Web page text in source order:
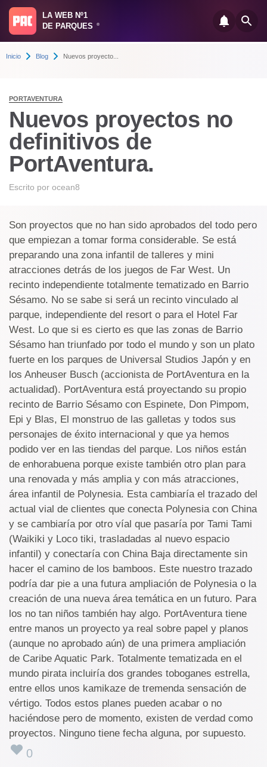
LA WEB Nº1
DE PARQUES
®
Inicio Blog Nuevos proyecto...
PORTAVENTURA
Nuevos proyectos no
definitivos de
PortAventura.
Escrito por ocean8
Son proyectos que no han sido aprobados del todo pero
que empiezan a tomar forma considerable. Se está
preparando una zona infantil de talleres y mini
atracciones detrás de los juegos de Far West. Un
recinto independiente totalmente tematizado en Barrio
Sésamo. No se sabe si será un recinto vinculado al
parque, independiente del resort o para el Hotel Far
West. Lo que si es cierto es que las zonas de Barrio
Sésamo han triunfado por todo el mundo y son un plato
fuerte en los parques de Universal Studios Japón y en
los Anheuser Busch (accionista de PortAventura en la
actualidad). PortAventura está proyectando su propio
recinto de Barrio Sésamo con Espinete, Don Pimpom,
Epi y Blas, El monstruo de las galletas y todos sus
personajes de éxito internacional y que ya hemos
podido ver en las tiendas del parque. Los niños están
de enhorabuena porque existe también otro plan para
una renovada y más amplia y con más atracciones,
área infantil de Polynesia. Esta cambiaría el trazado del
actual vial de clientes que conecta Polynesia con China
y se cambiaría por otro víal que pasaría por Tami Tami
(Waikiki y Loco tiki, trasladadas al nuevo espacio
infantil) y conectaría con China Baja directamente sin
hacer el camino de los bamboos. Este nuestro trazado
podría dar pie a una futura ampliación de Polynesia o la
creación de una nueva área temática en un futuro. Para
los no tan niños también hay algo. PortAventura tiene
entre manos un proyecto ya real sobre papel y planos
(aunque no aprobado aún) de una primera ampliación
de Caribe Aquatic Park. Totalmente tematizada en el
mundo pirata incluiría dos grandes toboganes estrella,
entre ellos unos kamikaze de tremenda sensación de
vértigo. Todos estos planes pueden acabar o no
haciéndose pero de momento, existen de verdad como
proyectos. Ninguno tiene fecha alguna, por supuesto.
0